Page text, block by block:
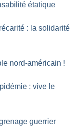
étatique
: la solidarité
nord-américain !
: vive le
guerrier